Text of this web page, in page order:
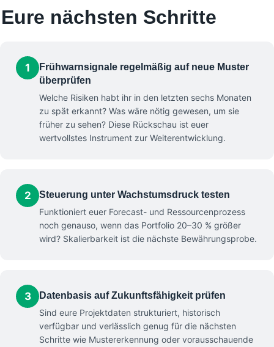
Eure nächsten Schritte
1
Frühwarnsignale regelmäßig auf neue Muster
überprüfen
Welche Risiken habt ihr in den letzten sechs Monaten
zu spät erkannt? Was wäre nötig gewesen, um sie
früher zu sehen? Diese Rückschau ist euer
wertvollstes Instrument zur Weiterentwicklung.
2
Steuerung unter Wachstumsdruck testen
Funktioniert euer Forecast- und Ressourcenprozess
noch genauso, wenn das Portfolio 20–30 % größer
wird? Skalierbarkeit ist die nächste Bewährungsprobe.
3
Datenbasis auf Zukunftsfähigkeit prüfen
Sind eure Projektdaten strukturiert, historisch
verfügbar und verlässlich genug für die nächsten
Schritte wie Mustererkennung oder vorausschauende